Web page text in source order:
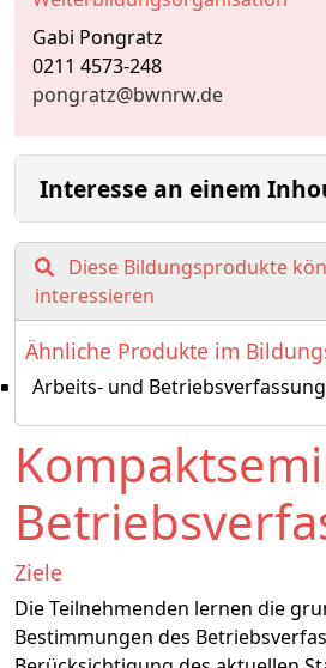
Gabi Pongratz
0211 4573-248
pongratz@bwnrw.de
Interesse an einem
Diese Bildungsprodukte
interessieren
Ähnliche Produkte im
Arbeits- und
Ziele
Die Teilnehmenden lernen die
Bestimmungen des